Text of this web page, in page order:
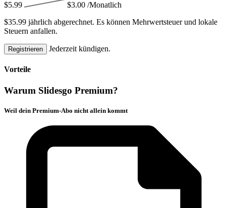
$5.99 $3.00 /Monatlich
$35.99 jährlich abgerechnet. Es können Mehrwertsteuer und lokale
Steuern anfallen.
Registrieren Jederzeit kündigen.
Vorteile
Warum Slidesgo Premium?
Weil dein Premium-Abo nicht allein kommt